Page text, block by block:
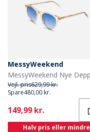
MessyWeekend
Vejl. pris629,99 kr.
Spare480,00 kr.
Current
149,99 kr.
Halv pris eller mindre